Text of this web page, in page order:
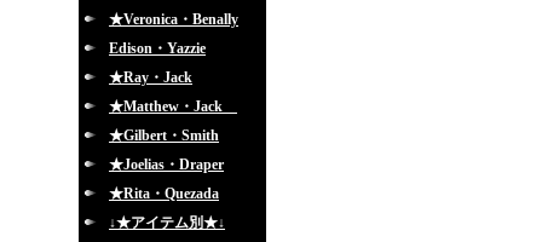
★Veronica・Benally
Edison・Yazzie
★Ray・Jack
★Matthew・Jack
★Gilbert・Smith
★Joelias・Draper
★Rita・Quezada
↓★アイテム別★↓